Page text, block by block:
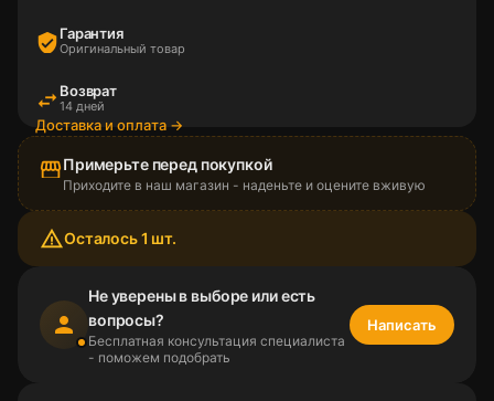
verified_userГарантия
Оригинальный товар
swap_horiz Возврат
14 дней
Доставка и оплата →
storefrontПримерьте перед покупкой
Приходите в наш магазин - наденьте и оцените вживую
warning_amberОсталось 1 шт.
person
Не уверены в выборе или есть
вопросы?
Бесплатная консультация специалиста
- поможем подобрать
Написать